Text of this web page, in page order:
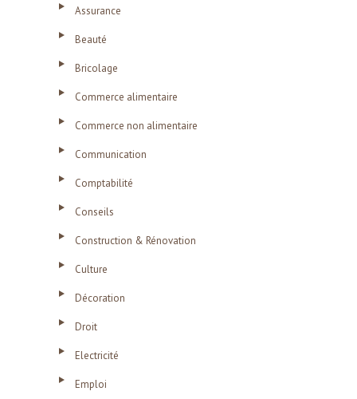
Assurance
Beauté
Bricolage
Commerce alimentaire
Commerce non alimentaire
Communication
Comptabilité
Conseils
Construction & Rénovation
Culture
Décoration
Droit
Electricité
Emploi